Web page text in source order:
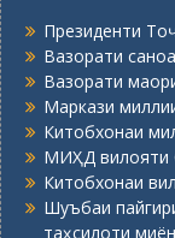
Президенти
Вазорати
Вазорати
Маркази
Китобхонаи
МИҲД вилояти
Китобхонаи
Шуъбаи
таҳсилоти